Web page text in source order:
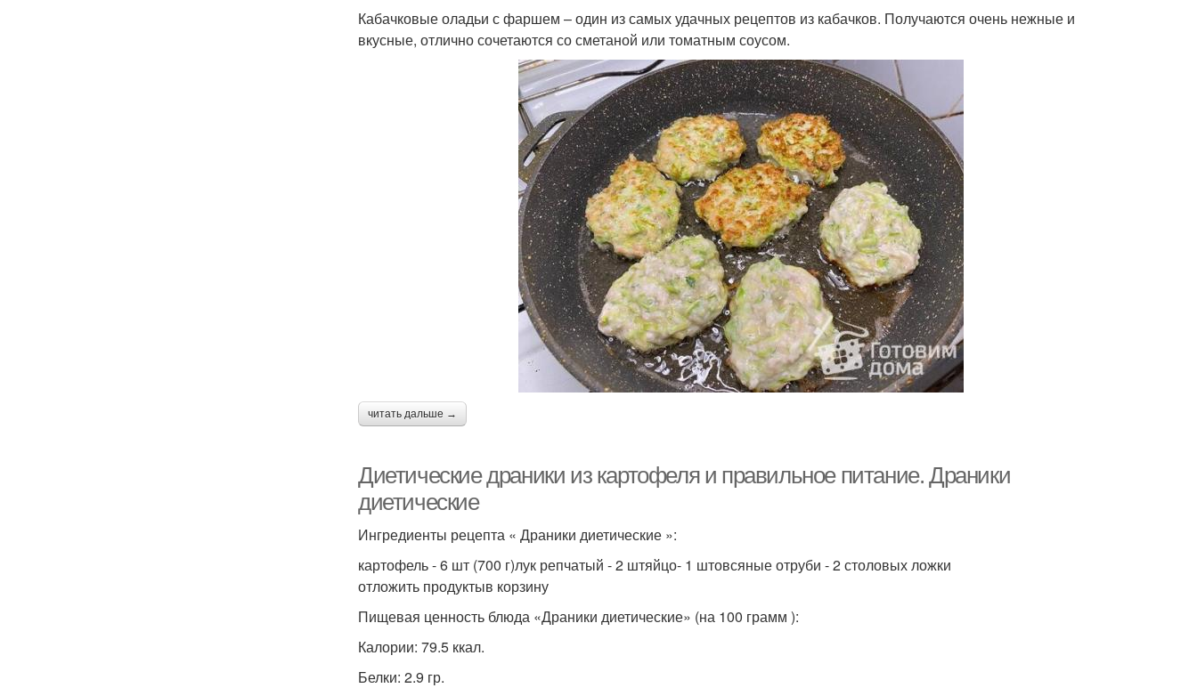
Кабачковые оладьи с фаршем – один из самых удачных рецептов из кабачков. Получаются очень нежные и
вкусные, отлично сочетаются со сметаной или томатным соусом.
читать дальше →
Диетические драники из картофеля и правильное питание. Драники
диетические
Ингредиенты рецепта « Драники диетические »:
картофель - 6 шт (700 г)лук репчатый - 2 штяйцо- 1 штовсяные отруби - 2 столовых ложки
отложить продуктыв корзину
Пищевая ценность блюда «Драники диетические» (на 100 грамм ):
Калории: 79.5 ккал.
Белки: 2.9 гр.